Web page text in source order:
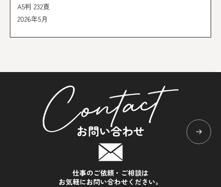
A5判 232頁
2026年5月
お問い合わせ
仕事のご依頼・ご相談は
お気軽にお問い合わせください。